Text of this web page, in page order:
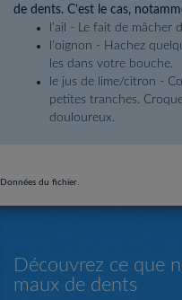
de dents. C’est le cas,
l’ail - Le fait de mâcher
l’oignon - Hachez
les dans votre bouche.
le jus de lime/citron -
petites tranches.
douloureux.
Données du fichier.
Découvrez ce que
maux de dents